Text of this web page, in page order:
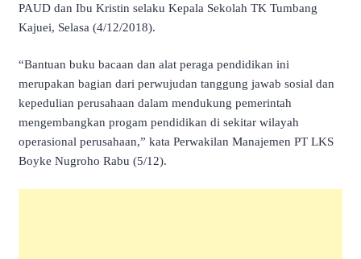
PAUD dan Ibu Kristin selaku Kepala Sekolah TK Tumbang
Kajuei, Selasa (4/12/2018).
“Bantuan buku bacaan dan alat peraga pendidikan ini
merupakan bagian dari perwujudan tanggung jawab sosial dan
kepedulian perusahaan dalam mendukung pemerintah
mengembangkan progam pendidikan di sekitar wilayah
operasional perusahaan,” kata Perwakilan Manajemen PT LKS
Boyke Nugroho Rabu (5/12).